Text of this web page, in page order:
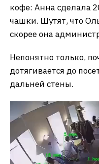
кофе: Анна сделала
чашки. Шутят, что
скорее она
Непонятно только,
дотягивается до
дальней стены.